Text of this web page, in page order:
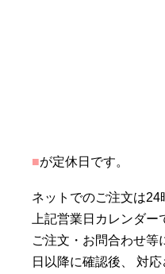
■が定休日です。
ネットでのご注文は24
上記営業日カレンダー
ご注文・お問合わせ等
日以降に確認後、 対応